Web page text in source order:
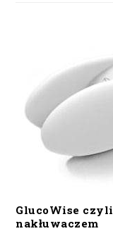
GlucoWise
nakłuwaczem